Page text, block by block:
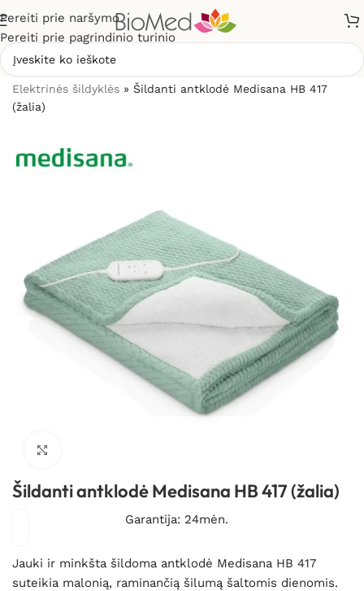
Pereiti prie naršymo
Pereiti prie pagrindinio turinio
Elektrinės šildyklės » Šildanti antklodė Medisana HB 417
(žalia)
Šildanti antklodė Medisana HB 417 (žalia)
Garantija: 24mėn.
Jauki ir minkšta šildoma antklodė Medisana HB 417
suteikia malonią, raminančią šilumą šaltomis dienomis.